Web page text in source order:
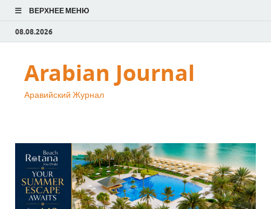
ВЕРХНЕЕ МЕНЮ
08.08.2026
Arabian Journal
Аравийский Журнал